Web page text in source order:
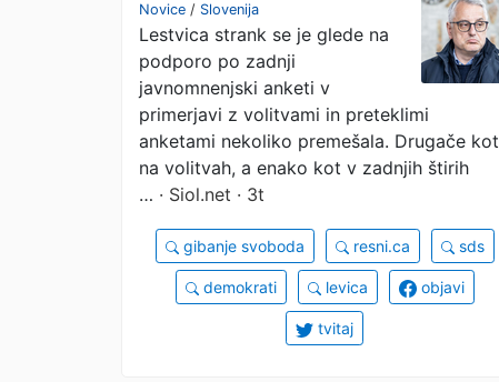
Novice / Slovenija
Lestvica strank se je glede na
podporo po zadnji
javnomnenjski anketi v
primerjavi z volitvami in preteklimi
anketami nekoliko premešala. Drugače kot
na volitvah, a enako kot v zadnjih štirih
… · Siol.net · 3t
gibanje svoboda resni.ca sds
demokrati levica objavi
tvitaj